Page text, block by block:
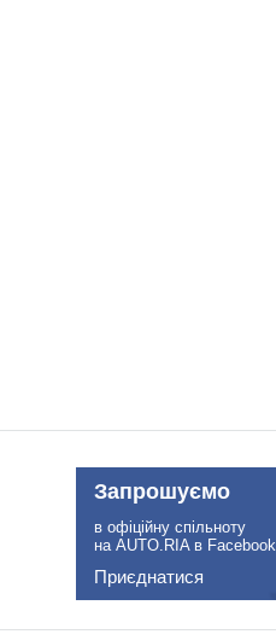
Запрошуємо
в офіційну спільноту
на AUTO.RIA в Facebook
Приєднатися